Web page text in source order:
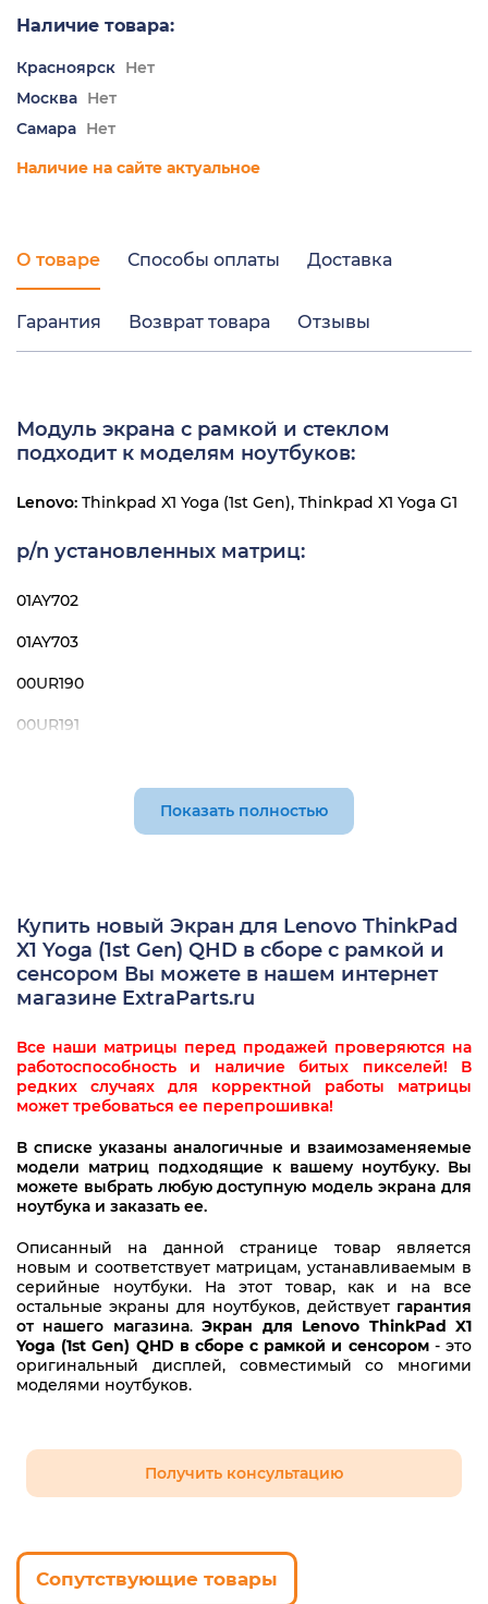
Наличие товара:
Красноярск Нет
Москва Нет
Самара Нет
Наличие на сайте актуальное
О товаре Способы оплаты Доставка
Гарантия Возврат товара Отзывы
Модуль экрана с рамкой и стеклом
подходит к моделям ноутбуков:
Lenovo: Thinkpad X1 Yoga (1st Gen), Thinkpad X1 Yoga G1
p/n установленных матриц:
01AY702
01AY703
00UR190
00UR191
Показать полностью
Купить новый Экран для Lenovo ThinkPad
X1 Yoga (1st Gen) QHD в сборе с рамкой и
сенсором Вы можете в нашем интернет
магазине ExtraParts.ru
Все наши матрицы перед продажей проверяются на
работоспособность и наличие битых пикселей! В
редких случаях для корректной работы матрицы
может требоваться ее перепрошивка!
В списке указаны аналогичные и взаимозаменяемые
модели матриц подходящие к вашему ноутбуку. Вы
можете выбрать любую доступную модель экрана для
ноутбука и заказать ее.
Описанный на данной странице товар является
новым и соответствует матрицам, устанавливаемым в
серийные ноутбуки. На этот товар, как и на все
остальные экраны для ноутбуков, действует гарантия
от нашего магазина.Экран для Lenovo ThinkPad X1
Yoga (1st Gen) QHD в сборе с рамкой и сенсором- это
оригинальный дисплей, совместимый со многими
моделями ноутбуков.
Получить консультацию
Сопутствующие товары